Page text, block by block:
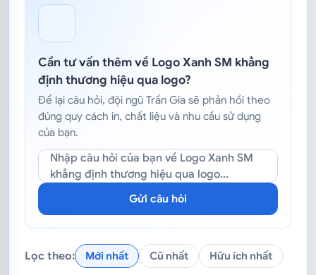
Cần tư vấn thêm về Logo Xanh SM khẳng
định thương hiệu qua logo?
Để lại câu hỏi, đội ngũ Trần Gia sẽ phản hồi theo
đúng quy cách in, chất liệu và nhu cầu sử dụng
của bạn.
Nhập câu hỏi của bạn về Logo Xanh SM
khẳng định thương hiệu qua logo...
Gửi câu hỏi
Lọc theo: Mới nhất Cũ nhất Hữu ích nhất